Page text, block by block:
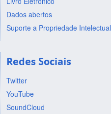
Dados abertos
Suporte a Propriedade Intelectual
Redes Sociais
Twitter
YouTube
SoundCloud